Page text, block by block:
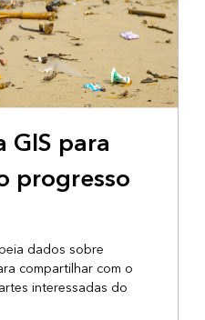
para
progresso
dados sobre
compartilhar com o
interessadas do